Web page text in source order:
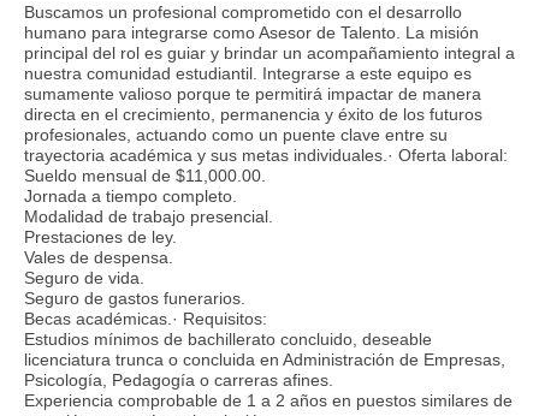
Buscamos un profesional comprometido con el desarrollo
humano para integrarse como Asesor de Talento. La misión
principal del rol es guiar y brindar un acompañamiento integral a
nuestra comunidad estudiantil. Integrarse a este equipo es
sumamente valioso porque te permitirá impactar de manera
directa en el crecimiento, permanencia y éxito de los futuros
profesionales, actuando como un puente clave entre su
trayectoria académica y sus metas individuales.· Oferta laboral:
Sueldo mensual de $11,000.00.
Jornada a tiempo completo.
Modalidad de trabajo presencial.
Prestaciones de ley.
Vales de despensa.
Seguro de vida.
Seguro de gastos funerarios.
Becas académicas.· Requisitos:
Estudios mínimos de bachillerato concluido, deseable
licenciatura trunca o concluida en Administración de Empresas,
Psicología, Pedagogía o carreras afines.
Experiencia comprobable de 1 a 2 años en puestos similares de